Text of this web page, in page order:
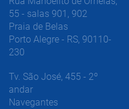
55 - salas 901, 902
Praia de Belas
Porto Alegre - RS, 90110-
230
Tv. São José, 455 - 2º
andar
Navegantes